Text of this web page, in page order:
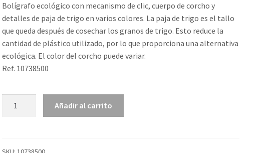
Bolígrafo ecológico con mecanismo de clic, cuerpo de corcho y
detalles de paja de trigo en varios colores. La paja de trigo es el tallo
que queda después de cosechar los granos de trigo. Esto reduce la
cantidad de plástico utilizado, por lo que proporciona una alternativa
ecológica. El color del corcho puede variar.
Ref. 10738500
paja
Añadir al carrito